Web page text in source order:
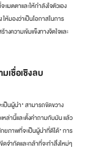
เมตตาและให้กำลังใจตัวเอง
ห้มองว่าเป็นโอกาสในการ
งความเข้มแข็งทางจิตใจและ
เชื่อเชิงลบ
เป็นผู้นำ" สามารถขัดขวาง
หล่านี้และตั้งคำถามกับมัน แล้ว
ยภาพที่จะเป็นผู้นำที่ดีได้" การ
ดจำกัดและกล้าที่จะทำสิ่งใหม่ๆ